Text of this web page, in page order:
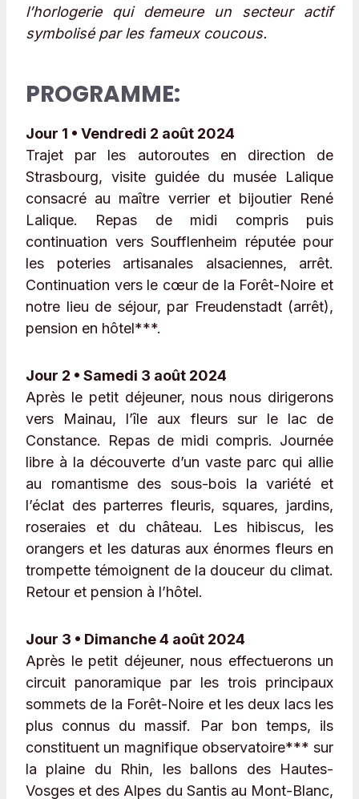
l’horlogerie qui demeure un secteur actif
symbolisé par les fameux coucous.
PROGRAMME:
Jour 1 • Vendredi 2 août 2024
Trajet par les autoroutes en direction de
Strasbourg, visite guidée du musée Lalique
consacré au maître verrier et bijoutier René
Lalique. Repas de midi compris puis
continuation vers Soufflenheim réputée pour
les poteries artisanales alsaciennes, arrêt.
Continuation vers le cœur de la Forêt-Noire et
notre lieu de séjour, par Freudenstadt (arrêt),
pension en hôtel***.
Jour 2 • Samedi 3 août 2024
Après le petit déjeuner, nous nous dirigerons
vers Mainau, l’île aux fleurs sur le lac de
Constance. Repas de midi compris. Journée
libre à la découverte d’un vaste parc qui allie
au romantisme des sous-bois la variété et
l’éclat des parterres fleuris, squares, jardins,
roseraies et du château. Les hibiscus, les
orangers et les daturas aux énormes fleurs en
trompette témoignent de la douceur du climat.
Retour et pension à l’hôtel.
Jour 3 • Dimanche 4 août 2024
Après le petit déjeuner, nous effectuerons un
circuit panoramique par les trois principaux
sommets de la Forêt-Noire et les deux lacs les
plus connus du massif. Par bon temps, ils
constituent un magnifique observatoire*** sur
la plaine du Rhin, les ballons des Hautes-
Vosges et des Alpes du Santis au Mont-Blanc,